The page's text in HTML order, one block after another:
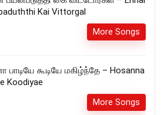
Kai Vittorgal
More Songs
கூடியே மகிழ்ந்தே – Hosanna
Koodiyae
More Songs